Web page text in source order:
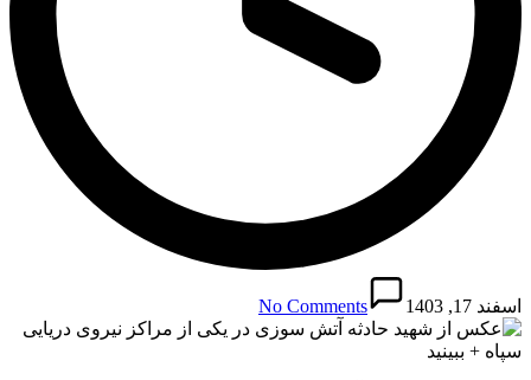
اسفند 17, 1403 No Comments